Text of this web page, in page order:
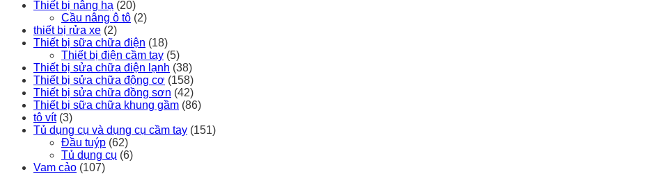
Thiết bị nâng hạ (20)
Cầu nâng ô tô (2)
thiết bị rửa xe (2)
Thiết bị sữa chữa điện (18)
Thiết bị điện cầm tay (5)
Thiết bị sửa chữa điện lạnh (38)
Thiết bị sửa chữa động cơ (158)
Thiết bị sửa chữa đồng sơn (42)
Thiết bị sữa chữa khung gầm (86)
tô vít (3)
Tủ dụng cụ và dụng cụ cầm tay (151)
Đầu tuýp (62)
Tủ dụng cụ (6)
Vam cảo (107)